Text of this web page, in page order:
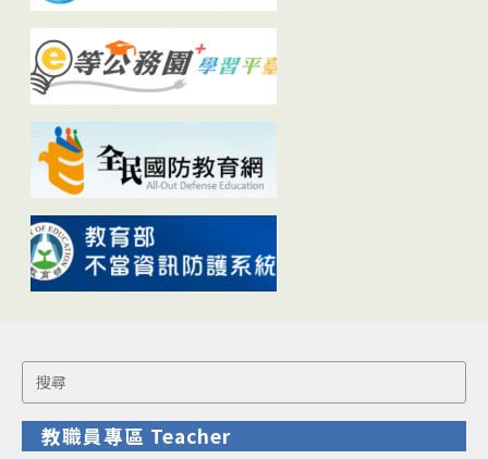
Search
for:
教職員專區 Teacher